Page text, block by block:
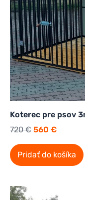
Koterec pre psov
720€ 560 €
Pridať do košíka